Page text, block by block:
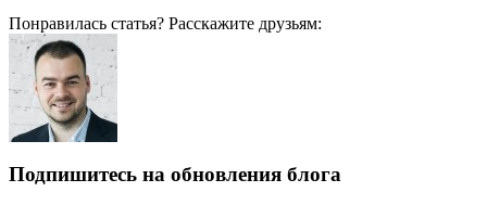
Понравилась статья? Расскажите друзьям:
Подпишитесь на обновления блога